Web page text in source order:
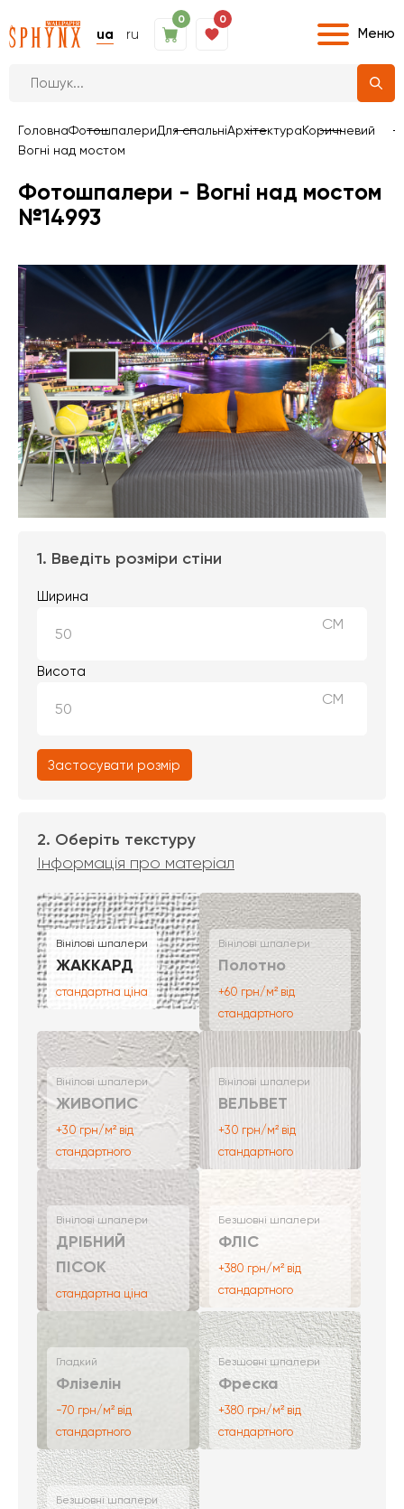
ua ru
0 0
Меню
ГоловнаФотошпалериДля спальніАрхітектураКоричневий
Вогні над мостом
Фотошпалери - Вогні над мостом
№14993
1. Введіть розміри стіни
Ширина
СМ
Висота
СМ
Застосувати розмір
2. Оберіть текстуру
Інформація про матеріал
Вінілові шпалери
ЖАККАРД
стандартна ціна
Вінілові шпалери
Полотно
+60 грн/м² від
стандартного
Вінілові шпалери
ЖИВОПИС
+30 грн/м² від
стандартного
Вінілові шпалери
ВЕЛЬВЕТ
+30 грн/м² від
стандартного
Вінілові шпалери
ДРІБНИЙ
ПІСОК
стандартна ціна
Безшовні шпалери
ФЛІС
+380 грн/м² від
стандартного
Гладкий
Флізелін
-70 грн/м² від
стандартного
Безшовні шпалери
Фреска
+380 грн/м² від
стандартного
Безшовні шпалери